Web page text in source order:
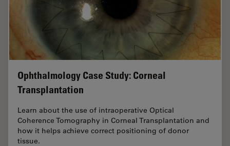
Ophthalmology Case Study: Corneal
Transplantation
Learn about the use of intraoperative Optical
Coherence Tomography in Corneal Transplantation and
how it helps achieve correct positioning of donor
tissue.